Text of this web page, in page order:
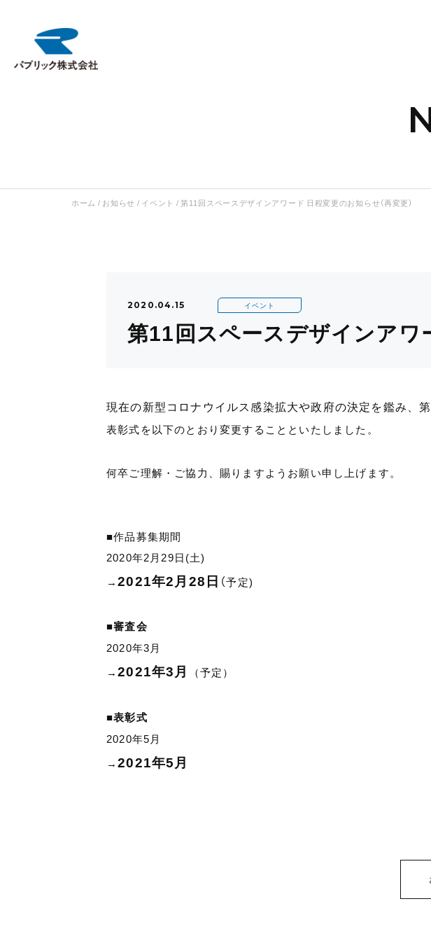
ホーム / お知らせ / イベント /第11回スペースデザインアワード 日程変更のお知らせ（再変更）
2020.04.15 イベント
第11回スペースデザインアワ
現在の新型コロナウイルス感染拡大や政府の決定を鑑み、
表彰式を以下のとおり変更することといたしました。
何卒ご理解・ご協力、賜りますようお願い申し上げます。
■作品募集期間
2020年2月29日(土)
→2021年2月28日 （予定)
■審査会
2020年3月
→2021年3月 （予定）
■表彰式
2020年5月
→2021年5月